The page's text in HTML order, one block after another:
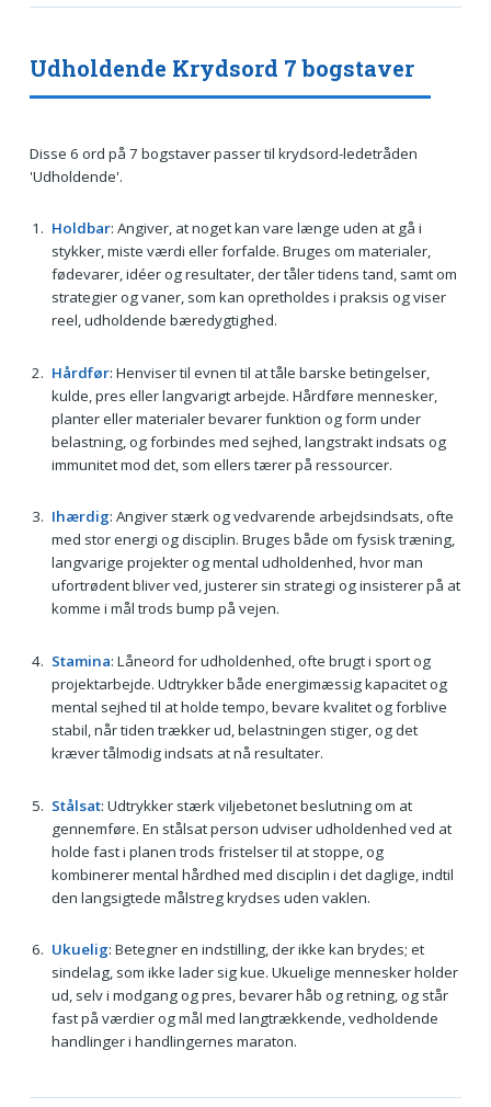
Udholdende Krydsord 7 bogstaver
Disse 6 ord på 7 bogstaver passer til krydsord-ledetråden
'Udholdende'.
Holdbar: Angiver, at noget kan vare længe uden at gå i
stykker, miste værdi eller forfalde. Bruges om materialer,
fødevarer, idéer og resultater, der tåler tidens tand, samt om
strategier og vaner, som kan opretholdes i praksis og viser
reel, udholdende bæredygtighed.
Hårdfør: Henviser til evnen til at tåle barske betingelser,
kulde, pres eller langvarigt arbejde. Hårdføre mennesker,
planter eller materialer bevarer funktion og form under
belastning, og forbindes med sejhed, langstrakt indsats og
immunitet mod det, som ellers tærer på ressourcer.
Ihærdig: Angiver stærk og vedvarende arbejdsindsats, ofte
med stor energi og disciplin. Bruges både om fysisk træning,
langvarige projekter og mental udholdenhed, hvor man
ufortrødent bliver ved, justerer sin strategi og insisterer på at
komme i mål trods bump på vejen.
Stamina: Låneord for udholdenhed, ofte brugt i sport og
projektarbejde. Udtrykker både energimæssig kapacitet og
mental sejhed til at holde tempo, bevare kvalitet og forblive
stabil, når tiden trækker ud, belastningen stiger, og det
kræver tålmodig indsats at nå resultater.
Stålsat: Udtrykker stærk viljebetonet beslutning om at
gennemføre. En stålsat person udviser udholdenhed ved at
holde fast i planen trods fristelser til at stoppe, og
kombinerer mental hårdhed med disciplin i det daglige, indtil
den langsigtede målstreg krydses uden vaklen.
Ukuelig: Betegner en indstilling, der ikke kan brydes; et
sindelag, som ikke lader sig kue. Ukuelige mennesker holder
ud, selv i modgang og pres, bevarer håb og retning, og står
fast på værdier og mål med langtrækkende, vedholdende
handlinger i handlingernes maraton.